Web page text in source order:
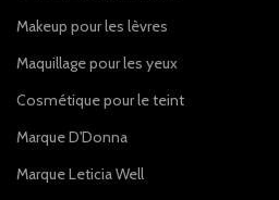
Makeup pour les lèvres
Maquillage pour les yeux
Cosmétique pour le teint
Marque D'Donna
Marque Leticia Well